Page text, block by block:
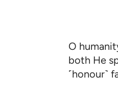
O
both He
˹honour˺